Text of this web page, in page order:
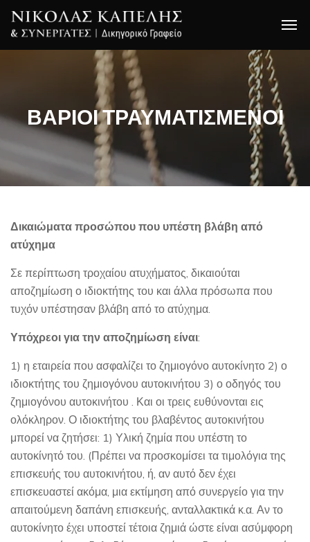
ΒΑΡΙΟΙ ΤΡΑΥΜΑΤΙΣΜΕΝΟΙ
Δικαιώματα προσώπου που υπέστη βλάβη από
ατύχημα
Σε περίπτωση τροχαίου ατυχήματος, δικαιούται
αποζημίωση ο ιδιοκτήτης του και άλλα πρόσωπα που
τυχόν υπέστησαν βλάβη από το ατύχημα.
Υπόχρεοι για την αποζημίωση είναι:
1) η εταιρεία που ασφαλίζει το ζημιογόνο αυτοκίνητο 2) ο
ιδιοκτήτης του ζημιογόνου αυτοκινήτου 3) ο οδηγός του
ζημιογόνου αυτοκινήτου . Και οι τρεις ευθύνονται εις
ολόκληρον. Ο ιδιοκτήτης του βλαβέντος αυτοκινήτου
μπορεί να ζητήσει: 1) Υλική ζημία που υπέστη το
αυτοκίνητό του. (Πρέπει να προσκομίσει τα τιμολόγια της
επισκευής του αυτοκινήτου, ή, αν αυτό δεν έχει
επισκευαστεί ακόμα, μια εκτίμηση από συνεργείο για την
απαιτούμενη δαπάνη επισκευής, ανταλλακτικά κ.α. Αν το
αυτοκίνητο έχει υποστεί τέτοια ζημιά ώστε είναι ασύμφορη